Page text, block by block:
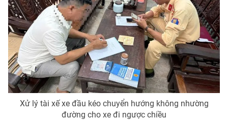
Góc doanh nghiệp
Truyền hình
Phim VTV
Hậu trường
Nhân vật
Khán giả
Giải sao mai
Giải trí
Điện ảnh
Âm nhạc
Sao
Đời sống
Du lịch
Làm đẹp
Giáo dục
Xử lý tài xế xe đầu kéo chuyển hướng không nhường
đường cho xe đi ngược chiều